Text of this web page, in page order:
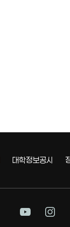
대학정보공시